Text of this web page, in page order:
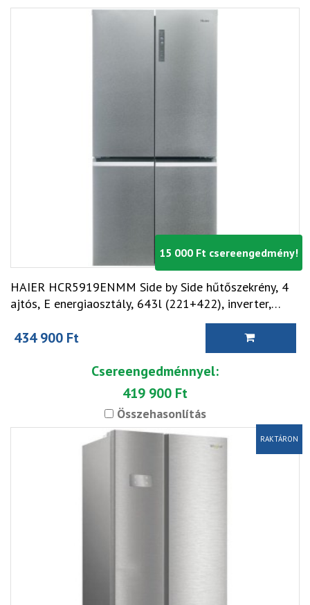
15 000 Ft csereengedmény!
HAIER HCR5919ENMM Side by Side hűtőszekrény, 4
ajtós, E energiaosztály, 643l (221+422), inverter,
434 900 Ft
Csereengedménnyel:
419 900 Ft
Összehasonlítás
RAKTÁRON